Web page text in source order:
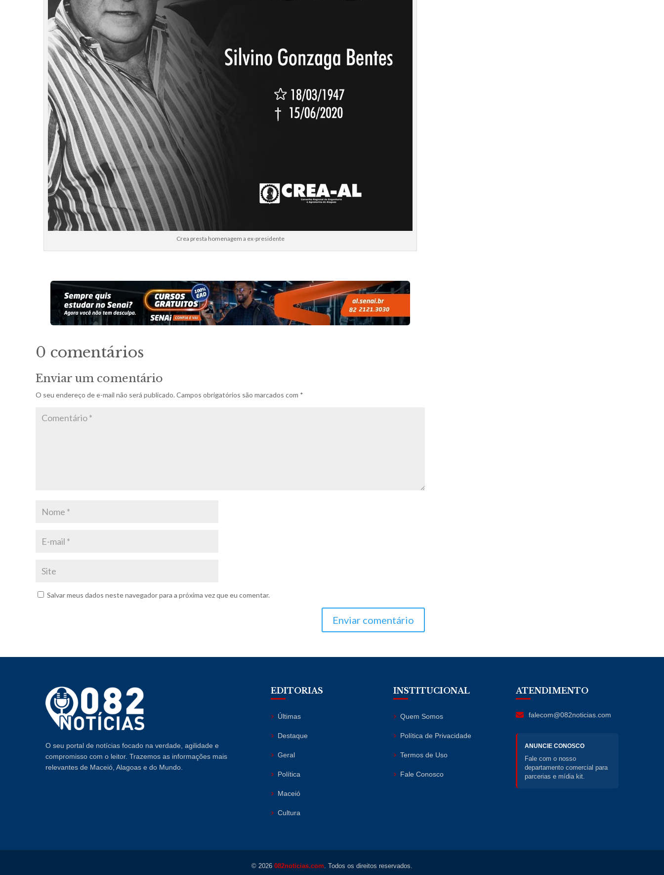
Crea presta homenagem a ex-presidente
0 comentários
Enviar um comentário
O seu endereço de e-mail não será publicado. Campos obrigatórios são marcados com *
Salvar meus dados neste navegador para a próxima vez que eu comentar.
Enviar comentário
O seu portal de notícias focado na verdade, agilidade e
compromisso com o leitor. Trazemos as informações mais
relevantes de Maceió, Alagoas e do Mundo.
EDITORIAS
Últimas
Destaque
Geral
Política
Maceió
Cultura
INSTITUCIONAL
Quem Somos
Política de Privacidade
Termos de Uso
Fale Conosco
ATENDIMENTO
falecom@082noticias.com
ANUNCIE CONOSCO
Fale com o nosso
departamento comercial para
parcerias e mídia kit.
© 2026 082noticias.com . Todos os direitos reservados.